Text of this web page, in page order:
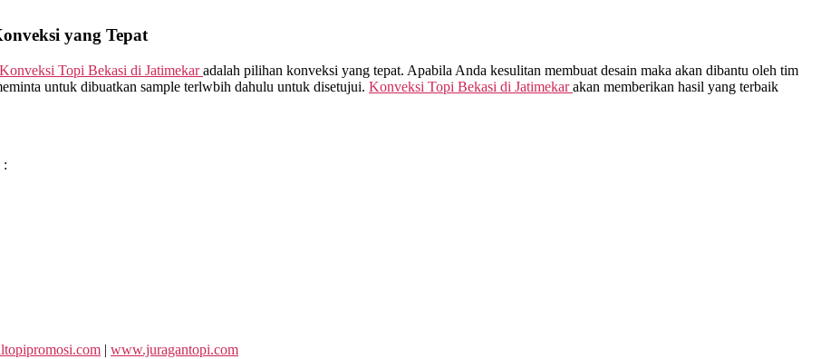
yang Tepat
Konveksi Topi Bekasi di Jatimekar adalah pilihan konveksi yang tepat. Apabila Anda kesulitan membuat desain maka akan dibantu oleh tim
untuk dibuatkan sample terlwbih dahulu untuk disetujui. Konveksi Topi Bekasi di Jatimekar akan memberikan hasil yang terbaik
:
| www.juragantopi.com